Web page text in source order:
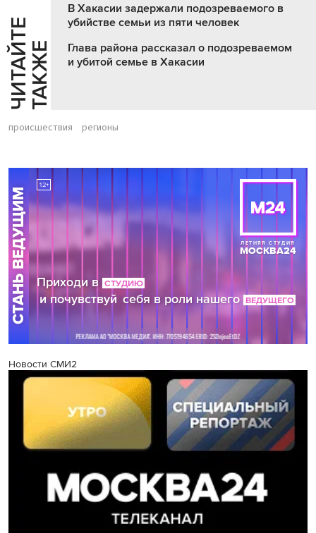
Ч
И
Т
АЙ
Т
Е
Т
А
К
ЖЕ
В Хакасии задержали подозреваемого в
убийстве семьи из пяти человек
Глава района рассказал о подозреваемом
и убитой семье в Хакасии
происшествия регионы
Новости СМИ2